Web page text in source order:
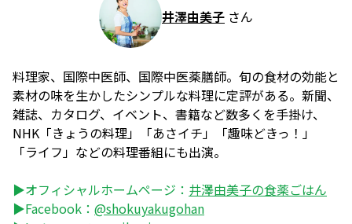
井澤由美子 さん
料理家、国際中医師、国際中医薬膳師。旬の食材の効能と
素材の味を生かしたシンプルな料理に定評がある。新聞、
雑誌、カタログ、イベント、書籍など数多くを手掛け、
NHK「きょうの料理」「あさイチ」「趣味どきっ！」
「ライフ」などの料理番組にも出演。
▶オフィシャルホームページ： 井澤由美子の食薬ごはん
▶Facebook： @shokuyakugohan